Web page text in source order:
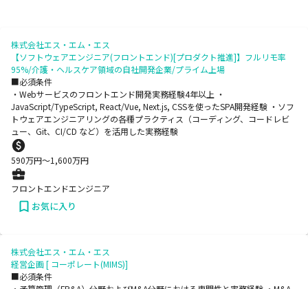
株式会社エス・エム・エス
【ソフトウェアエンジニア(フロントエンド)[プロダクト推進]】フルリモ率
95%/介護・ヘルスケア領域の自社開発企業/プライム上場
■必須条件
・Webサービスのフロントエンド開発実務経験4年以上 ・
JavaScript/TypeScript, React/Vue, Next.js, CSSを使ったSPA開発経験 ・ソフ
トウェアエンジニアリングの各種プラクティス（コーディング、コードレビ
ュー、Git、CI/CD など）を活用した実務経験
590万円〜1,600万円
フロントエンドエンジニア
お気に入り
株式会社エス・エム・エス
経営企画 [ コーポレート(MIMS)]
■必須条件